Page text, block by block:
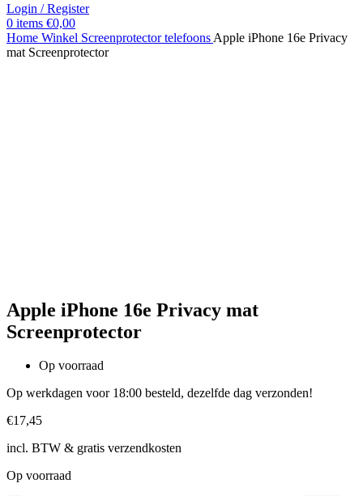
Login / Register
0 items €0,00
Home Winkel Screenprotector telefoons Apple iPhone 16e Privacy
mat Screenprotector
Apple iPhone 16e Privacy mat
Screenprotector
Op voorraad
Op werkdagen voor 18:00 besteld, dezelfde dag verzonden!
€17,45
incl. BTW & gratis verzendkosten
Op voorraad